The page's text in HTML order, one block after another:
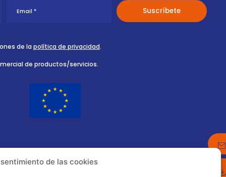
de las cookies
de la política de privacidad.
de productos/servicios.